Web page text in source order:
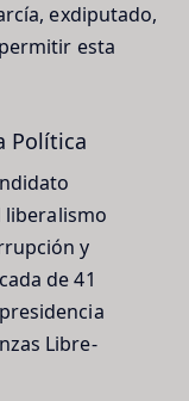
exdiputado,
esta
Política
liberalismo
y
de 41
Libre-